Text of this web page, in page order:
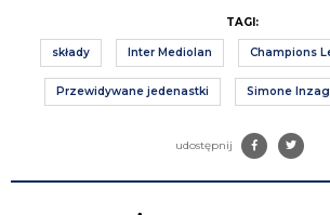
TAGI:
składy Inter Mediolan Champions
Przewidywane jedenastki Simone
udostępnij